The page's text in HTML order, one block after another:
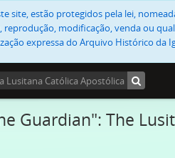
site, estão protegidos pela lei,
modificação, venda ou
expressa do Arquivo Histórico da
Guardian": The